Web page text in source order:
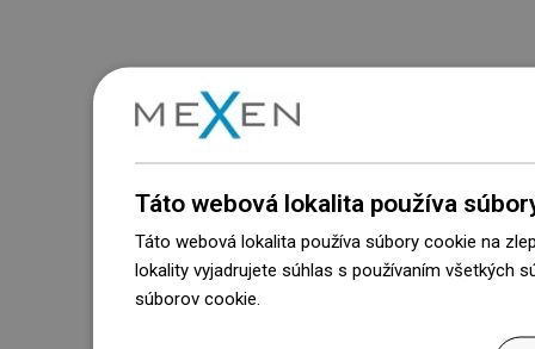
Táto webová lokalita používa
Táto webová lokalita používa súbory cookie na
lokality vyjadrujete súhlas s používaním všetkých
súborov cookie.